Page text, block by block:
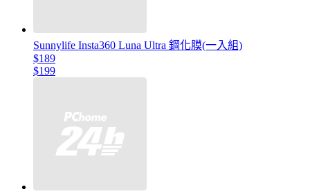
Sunnylife Insta360 Luna Ultra 鋼化膜(一入組)
$189
$199